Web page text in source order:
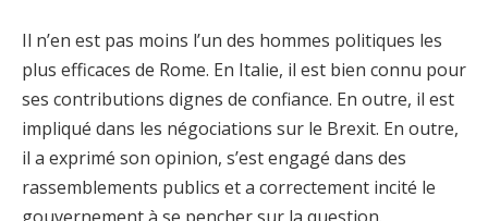
Il n’en est pas moins l’un des hommes politiques les
plus efficaces de Rome. En Italie, il est bien connu pour
ses contributions dignes de confiance. En outre, il est
impliqué dans les négociations sur le Brexit. En outre,
il a exprimé son opinion, s’est engagé dans des
rassemblements publics et a correctement incité le